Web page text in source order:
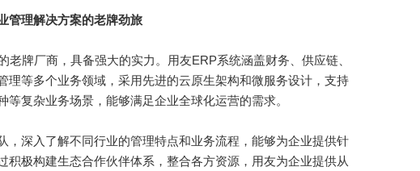
管理解决方案的老牌劲旅
牌厂商，具备强大的实力。用友ERP系统涵盖财务、供应链、
理等多个业务领域，采用先进的云原生架构和微服务设计，支持
等复杂业务场景，能够满足企业全球化运营的需求。
深入了解不同行业的管理特点和业务流程，能够为企业提供针
积极构建生态合作伙伴体系，整合各方资源，用友为企业提供从